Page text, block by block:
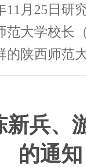
11月25日研
范大学校长
的陕西师范
兵、
的通知